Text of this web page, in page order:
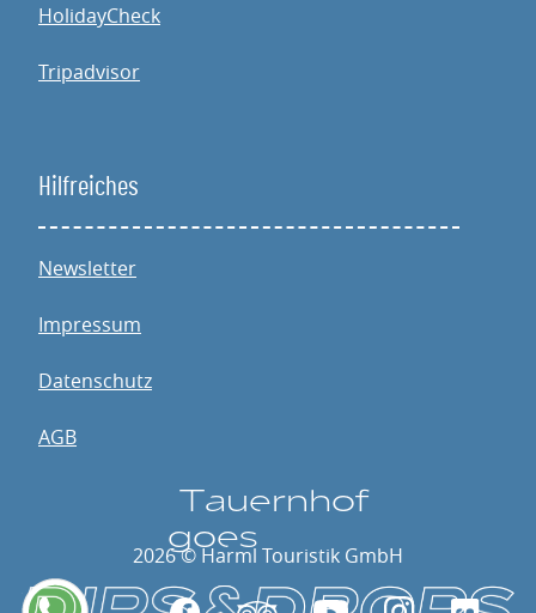
Tauernhof
goes
Hilfreiches
Newsletter
Impressum
Datenschutz
AGB
HolidayCheck
Tripadvisor
2026 © Harml Touristik GmbH